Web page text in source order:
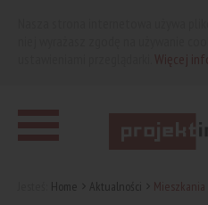
Home Aktualności Mieszkania